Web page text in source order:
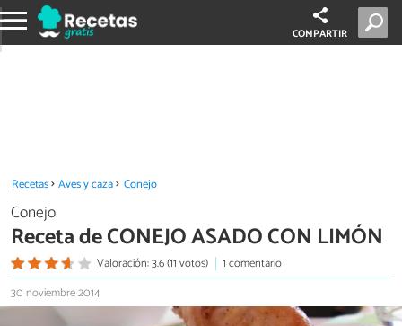
COMPARTIR
Recetas Aves y caza Conejo
Conejo
Receta de CONEJO ASADO CON LIMÓN
Valoración: 3.6 (11 votos)
1 comentario
30 noviembre 2014